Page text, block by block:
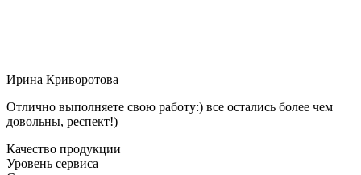
Ирина Криворотова
Отлично выполняете свою работу:) все остались более чем
довольны, респект!)
Качество продукции
Уровень сервиса